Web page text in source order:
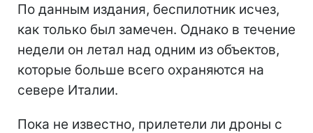
По данным издания, беспилотник исчез,
как только был замечен. Однако в течение
недели он летал над одним из объектов,
которые больше всего охраняются на
севере Италии.
Пока не известно, прилетели ли дроны с